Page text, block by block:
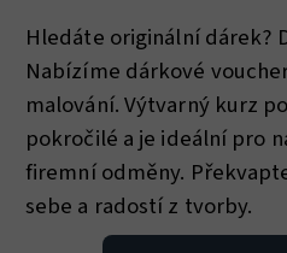
Hledáte originální dárek?
Nabízíme dárkové
malování. Výtvarný kurz
pokročilé a je ideální pro
firemní odměny.
sebe a radostí z tvorby.